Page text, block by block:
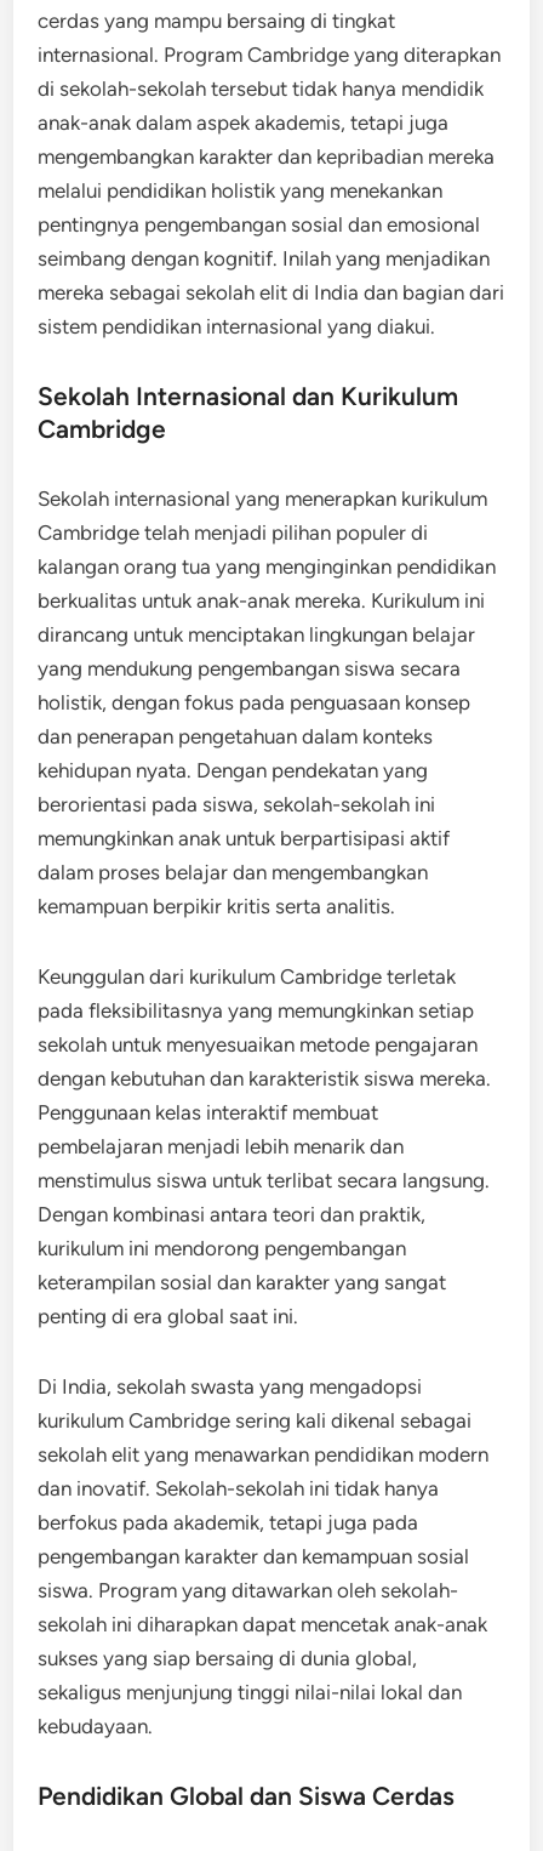
cerdas yang mampu bersaing di tingkat
internasional. Program Cambridge yang diterapkan
di sekolah-sekolah tersebut tidak hanya mendidik
anak-anak dalam aspek akademis, tetapi juga
mengembangkan karakter dan kepribadian mereka
melalui pendidikan holistik yang menekankan
pentingnya pengembangan sosial dan emosional
seimbang dengan kognitif. Inilah yang menjadikan
mereka sebagai sekolah elit di India dan bagian dari
sistem pendidikan internasional yang diakui.
Sekolah Internasional dan Kurikulum
Cambridge
Sekolah internasional yang menerapkan kurikulum
Cambridge telah menjadi pilihan populer di
kalangan orang tua yang menginginkan pendidikan
berkualitas untuk anak-anak mereka. Kurikulum ini
dirancang untuk menciptakan lingkungan belajar
yang mendukung pengembangan siswa secara
holistik, dengan fokus pada penguasaan konsep
dan penerapan pengetahuan dalam konteks
kehidupan nyata. Dengan pendekatan yang
berorientasi pada siswa, sekolah-sekolah ini
memungkinkan anak untuk berpartisipasi aktif
dalam proses belajar dan mengembangkan
kemampuan berpikir kritis serta analitis.
Keunggulan dari kurikulum Cambridge terletak
pada fleksibilitasnya yang memungkinkan setiap
sekolah untuk menyesuaikan metode pengajaran
dengan kebutuhan dan karakteristik siswa mereka.
Penggunaan kelas interaktif membuat
pembelajaran menjadi lebih menarik dan
menstimulus siswa untuk terlibat secara langsung.
Dengan kombinasi antara teori dan praktik,
kurikulum ini mendorong pengembangan
keterampilan sosial dan karakter yang sangat
penting di era global saat ini.
Di India, sekolah swasta yang mengadopsi
kurikulum Cambridge sering kali dikenal sebagai
sekolah elit yang menawarkan pendidikan modern
dan inovatif. Sekolah-sekolah ini tidak hanya
berfokus pada akademik, tetapi juga pada
pengembangan karakter dan kemampuan sosial
siswa. Program yang ditawarkan oleh sekolah-
sekolah ini diharapkan dapat mencetak anak-anak
sukses yang siap bersaing di dunia global,
sekaligus menjunjung tinggi nilai-nilai lokal dan
kebudayaan.
Pendidikan Global dan Siswa Cerdas